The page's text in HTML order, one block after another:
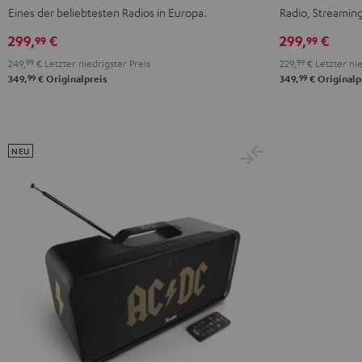
MintNight
Eines der beliebtesten Radios in Europa.
299,99 €
249, 99 € Letzter niedrigster Preis
349,99 € Originalpreis
Schwarz
Weiß
Radio,
299,99 €
229, 99 € Letzter
349,99 €
NEU